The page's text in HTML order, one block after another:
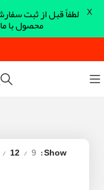
Show
9
12
لطفاً قبل از ثبت
محصول با
X